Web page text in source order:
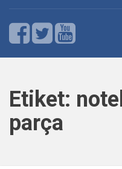
Etiket:
parça